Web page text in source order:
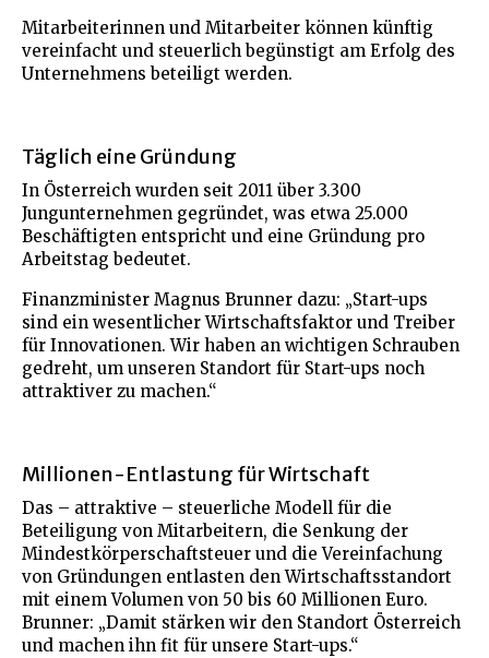
Mitarbeiterinnen und Mitarbeiter können künftig
vereinfacht und steuerlich begünstigt am Erfolg des
Unternehmens beteiligt werden.
Täglich eine Gründung
In Österreich wurden seit 2011 über 3.300
Jungunternehmen gegründet, was etwa 25.000
Beschäftigten entspricht und eine Gründung pro
Arbeitstag bedeutet.
Finanzminister Magnus Brunner dazu: „Start-ups
sind ein wesentlicher Wirtschaftsfaktor und Treiber
für Innovationen. Wir haben an wichtigen Schrauben
gedreht, um unseren Standort für Start-ups noch
attraktiver zu machen.“
Millionen-Entlastung für Wirtschaft
Das – attraktive – steuerliche Modell für die
Beteiligung von Mitarbeitern, die Senkung der
Mindestkörperschaftsteuer und die Vereinfachung
von Gründungen entlasten den Wirtschaftsstandort
mit einem Volumen von 50 bis 60 Millionen Euro.
Brunner: „Damit stärken wir den Standort Österreich
und machen ihn fit für unsere Start-ups.“